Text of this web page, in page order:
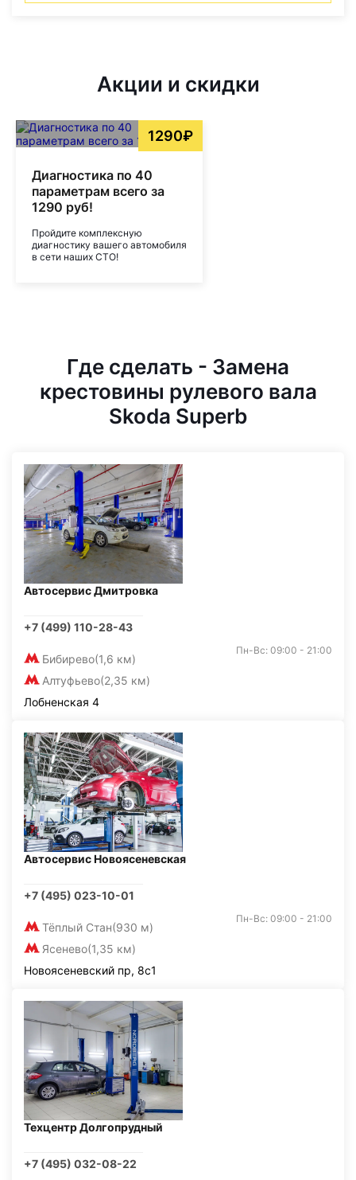
Акции и скидки
1290₽
Диагностика по 40
параметрам всего за
1290 руб!
Пройдите комплексную
диагностику вашего автомобиля
в сети наших СТО!
Где сделать - Замена
крестовины рулевого вала
Skoda Superb
Автосервис Дмитровка
+7 (499) 110-28-43
Бибирево(1,6 км)
Алтуфьево(2,35 км)
Пн-Вс: 09:00 - 21:00
Лобненская 4
Автосервис Новоясеневская
+7 (495) 023-10-01
Тёплый Стан(930 м)
Ясенево(1,35 км)
Пн-Вс: 09:00 - 21:00
Новоясеневский пр, 8с1
Техцентр Долгопрудный
+7 (495) 032-08-22